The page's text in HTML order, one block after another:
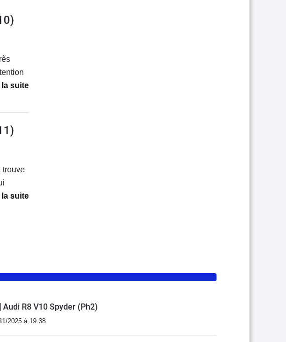
son
très
de
trouve
du
Audi R8 V10 Spyder (Ph2)
2025 à 19:38